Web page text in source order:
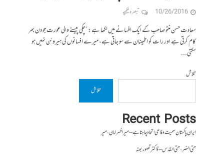
10/26/2016 تبصرہ لکھیے
سعادت حسن منٹو صاحب کے ایک افسانے میں لکھا ہے: ”چکی پیسنے والی عورت جو دن بھر
کام کرتی ہے اور رات کو اطمینان سے سو جاتی ہے، میرے افسانوں کی ہیروئن نہیں ہو
سکتی...
تلاش
تلاش
Recent Posts
ایران پاکستان سمیت دفاعی اتحاد چاہتا ہے – میر افسر امان،میر
حتی النصر ، حتی القدس – ڈاکٹر تصور بھٹہ